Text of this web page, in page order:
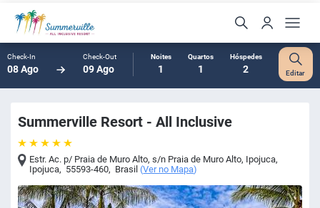
Check-In
08 Ago
Check-Out
09 Ago
Noites
1
Quartos
1
Hóspedes
2 Editar
Summerville Resort - All Inclusive
Estr. Ac. p/ Praia de Muro Alto, s/n Praia de Muro Alto, Ipojuca,
Ipojuca, 55593-460, Brasil (Ver no Mapa)